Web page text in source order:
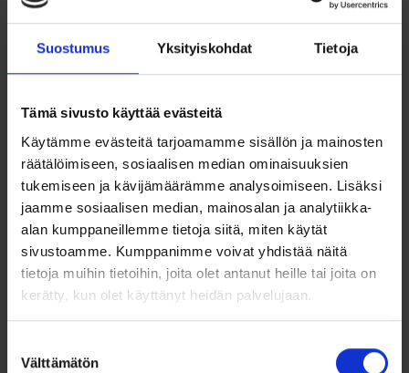
Suostumus Yksityiskohdat Tietoja
Tämä sivusto käyttää evästeitä
Käytämme evästeitä tarjoamamme sisällön ja mainosten
räätälöimiseen, sosiaalisen median ominaisuuksien
tukemiseen ja kävijämäärämme analysoimiseen. Lisäksi
jaamme sosiaalisen median, mainosalan ja analytiikka-
alan kumppaneillemme tietoja siitä, miten käytät
sivustoamme. Kumppanimme voivat yhdistää näitä
tietoja muihin tietoihin, joita olet antanut heille tai joita on
kerätty, kun olet käyttänyt heidän palvelujaan.
valinta
Välttämätön
Ristin koristeltu reuna ja kiiltävä korotettu keskiosa tuovat
korun pintaan kauniin kontrastin ja hienostuneen ilmeen.
Koko 20 x 12 mm tekee siitä sopivan kokoisen – ei liian suuri
eikä liian pieni – ja muotoilu henkii klassista tyyliä, joka kestää
aikaa.
Ketju ei sisälly hintaan.
Ominaisuudet:
Ristin koko: 20 x 12 mm
Paino: 0,84 g
Materiaali: 14k kulta (585)
Perinteinen ja koristeellinen muotoilu